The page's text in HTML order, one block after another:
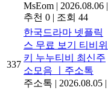
MsEom | 2026.08.06 |
추천 0 | 조회 44
337
한국드라마 넷플릭
스 무료 보기 티비위
키 누누티비 최신주
소모음 ㅣ주소톡
주소톡 | 2026.08.05 |